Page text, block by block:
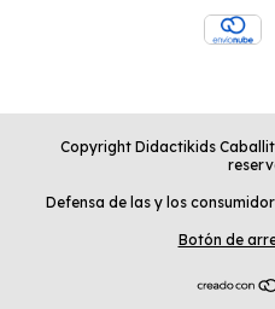
Copyright Didactikids
Defensa de las y los
Botón de